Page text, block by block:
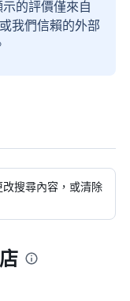
的評價僅來自
我們信賴的外部
搜尋內容，或清除